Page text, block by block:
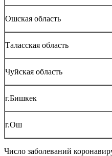
Ошская область
Таласская область
Чуйская область
г.Бишкек
г.Ош
Число заболеваний